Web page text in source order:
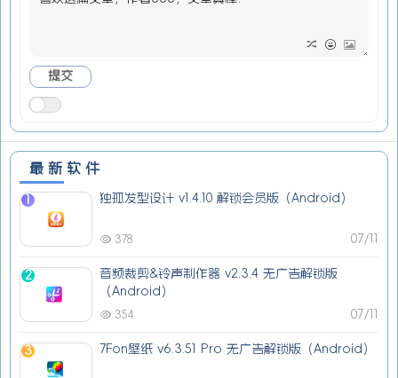
最新软件
1 独孤发型设计 v1.4.10 解锁会员版（Android）
07/11
378
2
音频裁剪&铃声制作器 v2.3.4 无广告解锁版
（Android）
07/11
354
3 7Fon壁纸 v6.3.51 Pro 无广告解锁版（Android）